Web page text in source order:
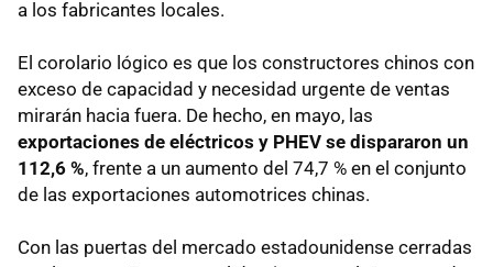
a los fabricantes locales.
El corolario lógico es que los constructores chinos con
exceso de capacidad y necesidad urgente de ventas
mirarán hacia fuera. De hecho, en mayo, las
exportaciones de eléctricos y PHEV se dispararon un
112,6 %, frente a un aumento del 74,7 % en el conjunto
de las exportaciones automotrices chinas.
Con las puertas del mercado estadounidense cerradas